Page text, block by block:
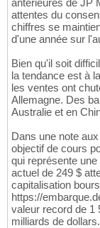
attentes du
chiffres se
d'une année sur
Bien qu'il soit
la tendance est à
les ventes ont
Allemagne. Des
Australie et en
Dans une note
objectif de cours
qui représente
actuel de 249 $
capitalisation
https://
valeur record de 1
milliards de dollars.